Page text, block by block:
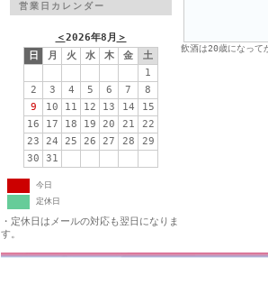
営業日カレンダー
＜2026年8月 ＞
日
月 火 水 木 金
土
1
2
3 4 5 6 7
8
9
10 11 12 13 14
15
16
17 18 19 20 21
22
23
24 25 26 27 28
29
30
31
今日
定休日
・定休日はメールの対応も翌日になりま
す。
飲酒は20歳になって